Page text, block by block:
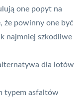
one popyt na
że powinny one być
najmniej szkodliwe
dla lotów
typem asfaltów